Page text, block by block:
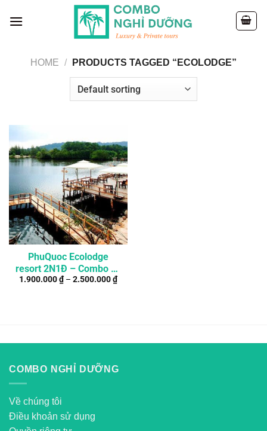
HOME / PRODUCTS TAGGED “ECOLODGE”
PhuQuoc Ecolodge
resort 2N1Đ – Combo du
lịch trọn gói giá rẻ
1.900.000₫– 2.500.000₫
COMBO NGHỈ DƯỠNG
Về chúng tôi
Điều khoản sử dụng